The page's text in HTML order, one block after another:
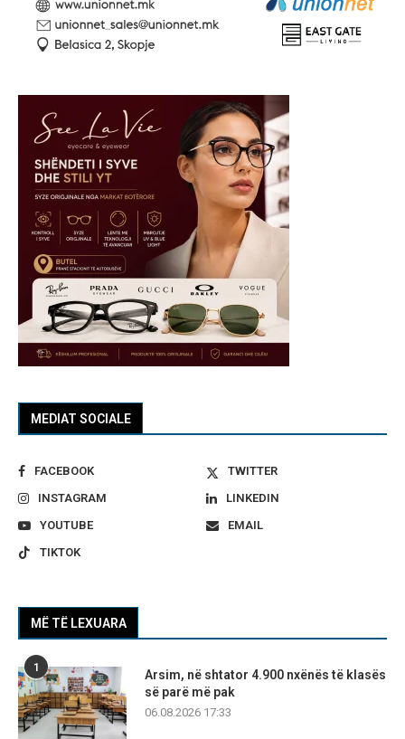
MEDIAT SOCIALE
FACEBOOK
TWITTER
INSTAGRAM
LINKEDIN
YOUTUBE
EMAIL
TIKTOK
MË TË LEXUARA
1
Arsim, në shtator 4.900 nxënës të klasës
së parë më pak
06.08.2026 17:33